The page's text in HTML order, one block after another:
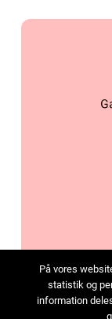
På vores
statistik og
information